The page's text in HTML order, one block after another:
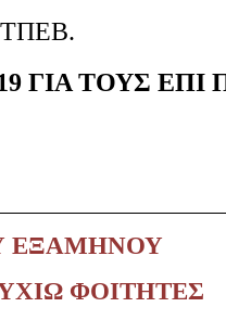
ΤΠΕΒ.
ΓΙΑ ΤΟΥΣ ΕΠΙ
ΕΞΑΜΗΝΟΥ
ΦΟΙΤΗΤΕΣ